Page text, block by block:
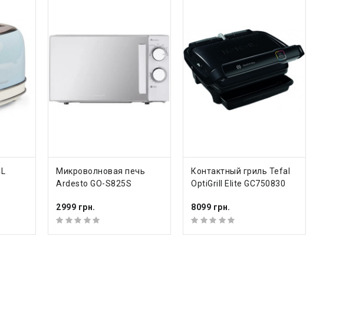
КУПИТЬ
Микроволновая печь
Ardesto GO-S825S
2999 грн.
КУПИТЬ
Контактный гриль Tefal
OptiGrill Elite GC750830
8099 грн.